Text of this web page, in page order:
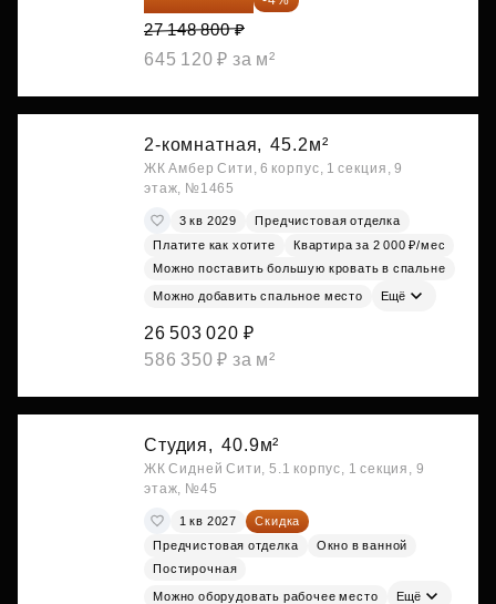
27 148 800 ₽
645 120 ₽ за м²
2-комнатная, 45.2м²
ЖК Амбер Сити, 6 корпус, 1 секция, 9
этаж, №1465
3 кв 2029
Предчистовая отделка
Платите как хотите
Квартира за 2 000 ₽/мес
Можно поставить большую кровать в спальне
Можно добавить спальное место Ещё
26 503 020 ₽
586 350 ₽ за м²
Студия, 40.9м²
ЖК Сидней Сити, 5.1 корпус, 1 секция, 9
этаж, №45
1 кв 2027
Скидка
Предчистовая отделка
Окно в ванной
Постирочная
Можно оборудовать рабочее место Ещё